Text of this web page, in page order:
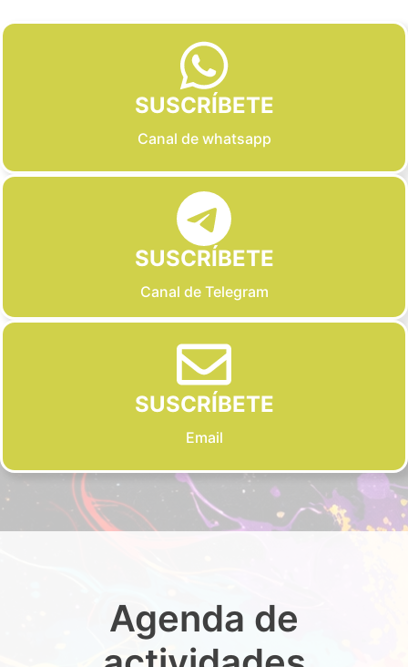
SUSCRÍBETE
Canal de whatsapp
SUSCRÍBETE
Canal de Telegram
SUSCRÍBETE
Email
Agenda de